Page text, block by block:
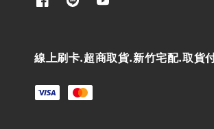
線上刷卡.超商取貨.新竹宅配.取貨